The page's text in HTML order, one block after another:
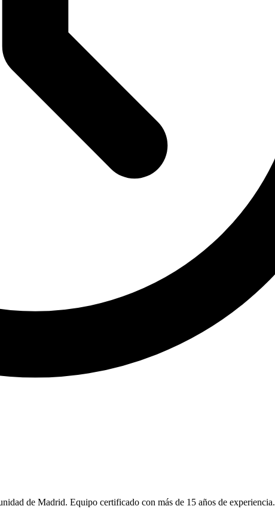
de Madrid. Equipo certificado con más de 15 años de experiencia.